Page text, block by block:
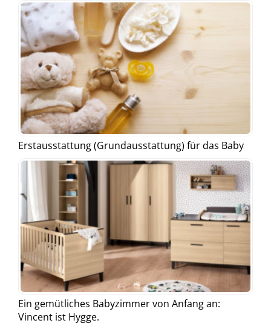
Erstausstattung (Grundausstattung) für das Baby
Ein gemütliches Babyzimmer von Anfang an:
Vincent ist Hygge.